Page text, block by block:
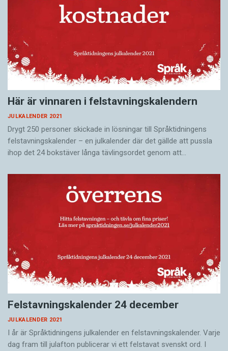
Här är vinnaren i felstavningskalendern
JULKALENDER 2021
Drygt 250 personer skickade in lösningar till Språktidningens
felstavningskalender – en julkalender där det gällde att pussla
ihop det 24 bokstäver långa tävlingsordet genom att…
Felstavningskalender 24 december
JULKALENDER 2021
I år är Språktidningens julkalender en felstavningskalender. Varje
dag fram till julafton publicerar vi ett felstavat svenskt ord. I